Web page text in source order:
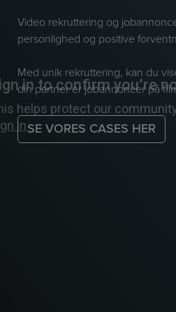
Video rekruttering og
personlighed og positive
Med unik rekruttering, kan du
din partner er jobannoncer på
SE VORES CASES HER